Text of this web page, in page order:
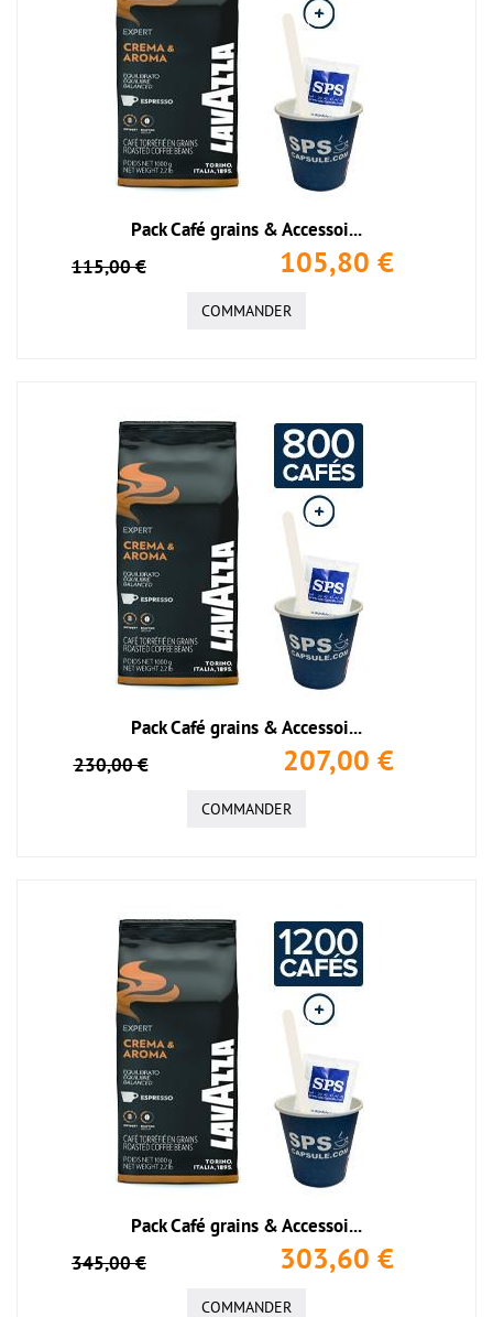
Pack Café grains & Accessoi...
115,00 €
105,80 €
COMMANDER
Pack Café grains & Accessoi...
230,00 €
207,00 €
COMMANDER
Pack Café grains & Accessoi...
345,00 €
303,60 €
COMMANDER